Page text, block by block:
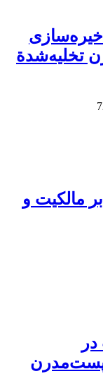
تخلیه‌‌شدة
مالکیت و
پست‌مدرن